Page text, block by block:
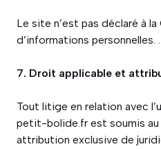
Le site n’est pas déclaré à
d’informations personnelles. .
7. Droit applicable et
Tout litige en relation avec
petit-bolide.fr est soumis
attribution exclusive de